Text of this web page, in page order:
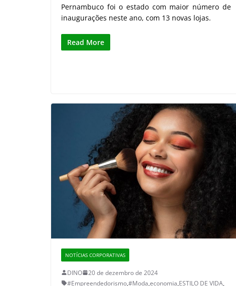
Pernambuco foi o estado com maior número de
inaugurações neste ano, com 13 novas lojas.
Read More
NOTÍCIAS CORPORATIVAS
DINO
20 de dezembro de 2024
#Empreendedorismo,#Moda,economia,ESTILO DE VIDA,